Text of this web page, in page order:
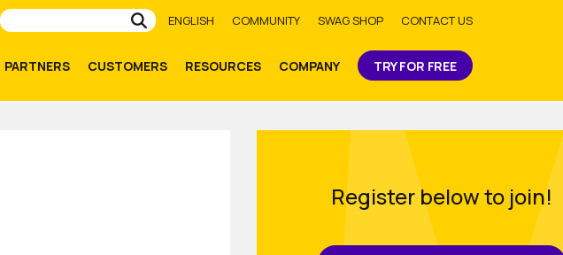
Submit
ENGLISH COMMUNITY SWAG SHOP CONTACT US
PARTNERS CUSTOMERS RESOURCES COMPANY TRY FOR FREE
Register below to join!